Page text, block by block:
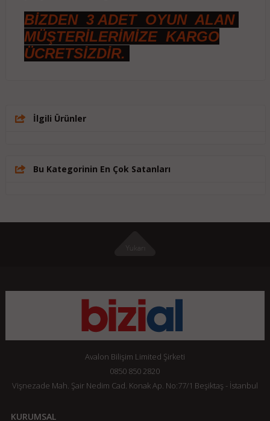
BİZDEN 3 ADET OYUN ALAN
MÜŞTERİLERİMİZE KARGO
ÜCRETSİZDİR.
İlgili Ürünler
Bu Kategorinin En Çok Satanları
Avalon Bilişim Limited Şirketi
0850 850 2820
Vişnezade Mah. Şair Nedim Cad. Konak Ap. No:77/1 Beşiktaş - İstanbul
KURUMSAL